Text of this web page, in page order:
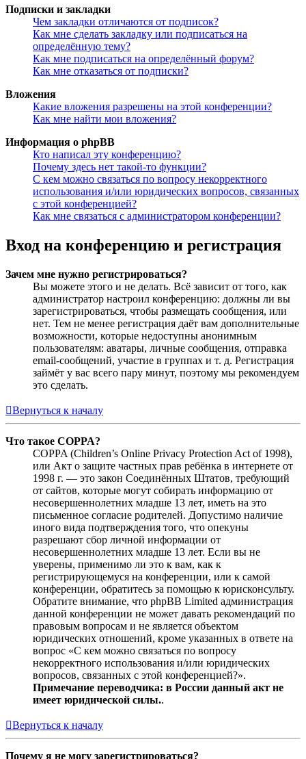
Подписки и закладки
Чем закладки отличаются от подписок?
Как мне сделать закладку или подписаться на
определённую тему?
Как мне подписаться на определённый форум?
Как мне отказаться от подписки?
Вложения
Какие вложения разрешены на этой конференции?
Как мне найти мои вложения?
Информация о phpBB
Кто написал эту конференцию?
Почему здесь нет такой-то функции?
С кем можно связаться по вопросу некорректного
использования и/или юридических вопросов, связанных
с этой конференцией?
Как мне связаться с администратором конференции?
Вход на конференцию и регистрация
Зачем мне нужно регистрироваться?
Вы можете этого и не делать. Всё зависит от того, как
администратор настроил конференцию: должны ли вы
зарегистрироваться, чтобы размещать сообщения, или
нет. Тем не менее регистрация даёт вам дополнительные
возможности, которые недоступны анонимным
пользователям: аватары, личные сообщения, отправка
email-сообщений, участие в группах и т. д. Регистрация
займёт у вас всего пару минут, поэтому мы рекомендуем
это сделать.
Вернуться к началу
Что такое COPPA?
COPPA (Children’s Online Privacy Protection Act of 1998),
или Акт о защите частных прав ребёнка в интернете от
1998 г. — это закон Соединённых Штатов, требующий
от сайтов, которые могут собирать информацию от
несовершеннолетних младше 13 лет, иметь на это
письменное согласие родителей. Допустимо наличие
иного вида подтверждения того, что опекуны
разрешают сбор личной информации от
несовершеннолетних младше 13 лет. Если вы не
уверены, применимо ли это к вам, как к
регистрирующемуся на конференции, или к самой
конференции, обратитесь за помощью к юрисконсульту.
Обратите внимание, что phpBB Limited администрация
данной конференции не может давать рекомендаций по
правовым вопросам и не является объектом
юридических отношений, кроме указанных в ответе на
вопрос «С кем можно связаться по вопросу
некорректного использования и/или юридических
вопросов, связанных с этой конференцией?».
Примечание переводчика: в России данный акт не
имеет юридической силы..
Вернуться к началу
Почему я не могу зарегистрироваться?